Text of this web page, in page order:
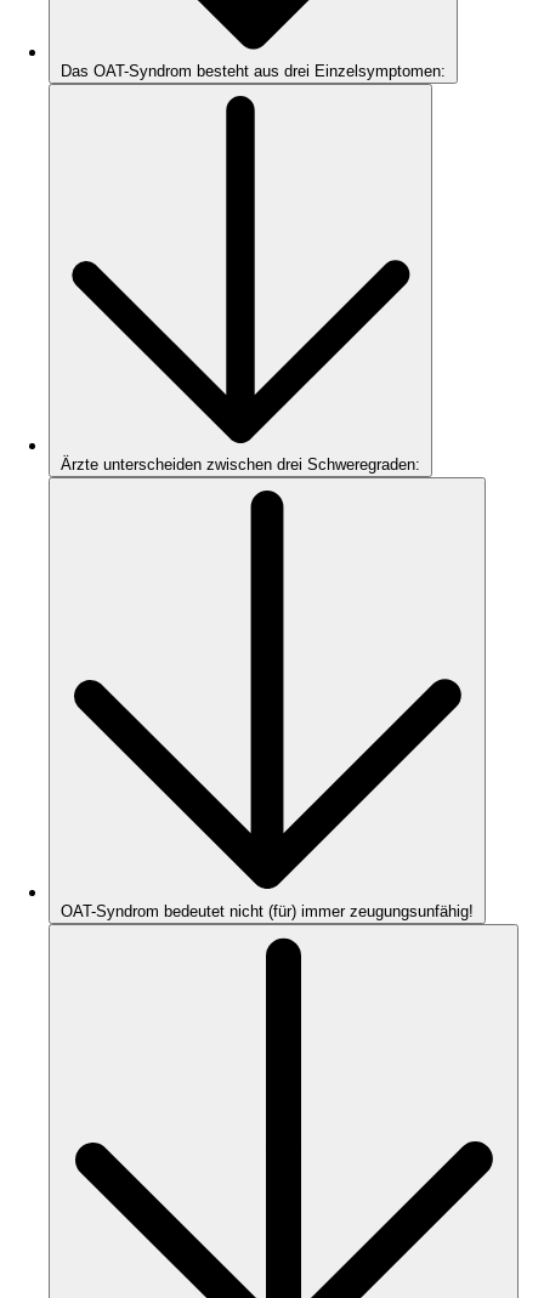
Das OAT-Syndrom besteht aus drei Einzelsymptomen:
Ärzte unterscheiden zwischen drei Schweregraden:
OAT-Syndrom bedeutet nicht (für) immer zeugungsunfähig!